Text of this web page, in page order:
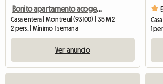
Bonito apartamento acogedor y tranquilo.
Casa entera | Montreuil (93100) | 35 M2
2 pers. | Mínimo 1 semana
Ver anuncio
1